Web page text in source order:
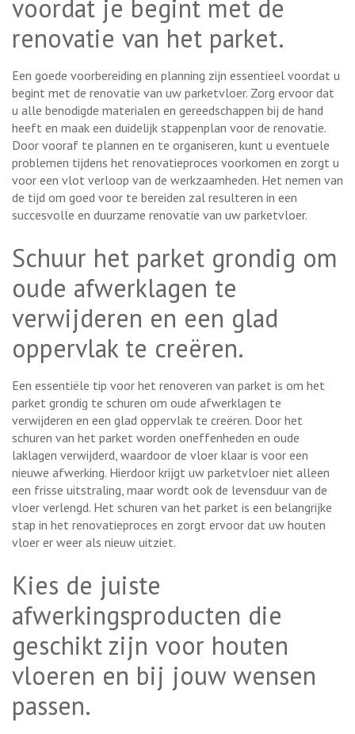
voordat je begint met de
renovatie van het parket.
Een goede voorbereiding en planning zijn essentieel voordat u
begint met de renovatie van uw parketvloer. Zorg ervoor dat
u alle benodigde materialen en gereedschappen bij de hand
heeft en maak een duidelijk stappenplan voor de renovatie.
Door vooraf te plannen en te organiseren, kunt u eventuele
problemen tijdens het renovatieproces voorkomen en zorgt u
voor een vlot verloop van de werkzaamheden. Het nemen van
de tijd om goed voor te bereiden zal resulteren in een
succesvolle en duurzame renovatie van uw parketvloer.
Schuur het parket grondig om
oude afwerklagen te
verwijderen en een glad
oppervlak te creëren.
Een essentiële tip voor het renoveren van parket is om het
parket grondig te schuren om oude afwerklagen te
verwijderen en een glad oppervlak te creëren. Door het
schuren van het parket worden oneffenheden en oude
laklagen verwijderd, waardoor de vloer klaar is voor een
nieuwe afwerking. Hierdoor krijgt uw parketvloer niet alleen
een frisse uitstraling, maar wordt ook de levensduur van de
vloer verlengd. Het schuren van het parket is een belangrijke
stap in het renovatieproces en zorgt ervoor dat uw houten
vloer er weer als nieuw uitziet.
Kies de juiste
afwerkingsproducten die
geschikt zijn voor houten
vloeren en bij jouw wensen
passen.